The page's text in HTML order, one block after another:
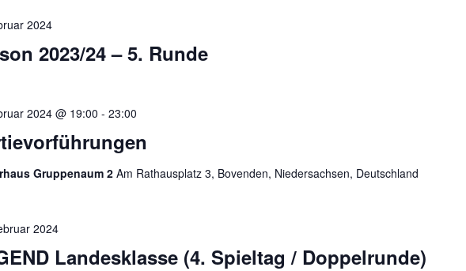
2023/24 – 5. Runde
2024
2024 @ 19:00 - 23:00
Gruppenaum 2 Am Rathausplatz 3, Bovenden, Niedersachsen, Deutschland
Landesklasse (4. Spieltag / Doppelrunde)
2024